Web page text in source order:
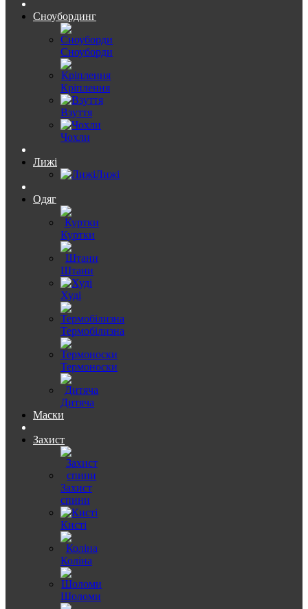
Сноубординг
Сноуборди
Кріплення
Взуття
Чохли
Лижі
Лижі
Одяг
Куртки
Штани
Худі
Термобілизна
Термоноски
Дитяча
Маски
Захист
Захист
спини
Кисті
Коліна
Шоломи